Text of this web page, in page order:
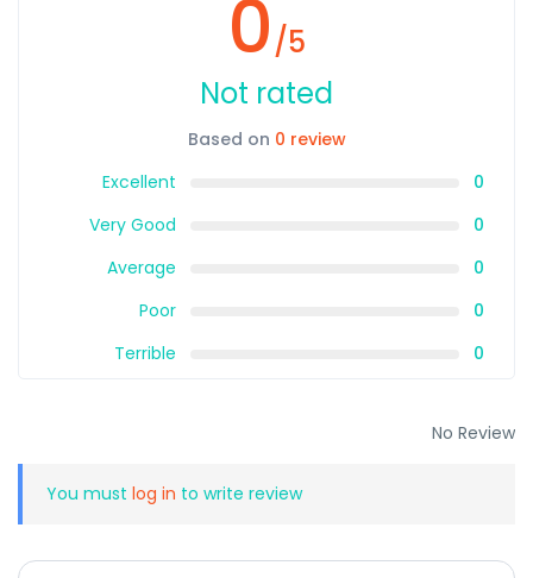
0/5
Not rated
Based on 0 review
Excellent
0
Very Good
0
Average
0
Poor
0
Terrible
0
No Review
You must log in to write review